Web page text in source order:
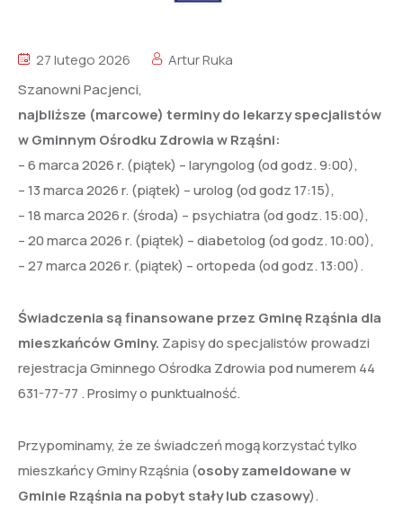
27 lutego 2026
Artur Ruka
Szanowni Pacjenci,
najbliższe (marcowe) terminy do lekarzy specjalistów
w Gminnym Ośrodku Zdrowia w Rząśni:
– 6 marca 2026 r. (piątek) – laryngolog (od godz. 9:00),
– 13 marca 2026 r. (piątek) – urolog (od godz 17:15),
– 18 marca 2026 r. (środa) – psychiatra (od godz. 15:00),
– 20 marca 2026 r. (piątek) – diabetolog (od godz. 10:00),
– 27 marca 2026 r. (piątek) – ortopeda (od godz. 13:00).
Świadczenia są finansowane przez Gminę Rząśnia dla
mieszkańców Gminy. Zapisy do specjalistów prowadzi
rejestracja Gminnego Ośrodka Zdrowia pod numerem 44
631-77-77 . Prosimy o punktualność.
Przypominamy, że ze świadczeń mogą korzystać tylko
mieszkańcy Gminy Rząśnia (osoby zameldowane w
Gminie Rząśnia na pobyt stały lub czasowy).